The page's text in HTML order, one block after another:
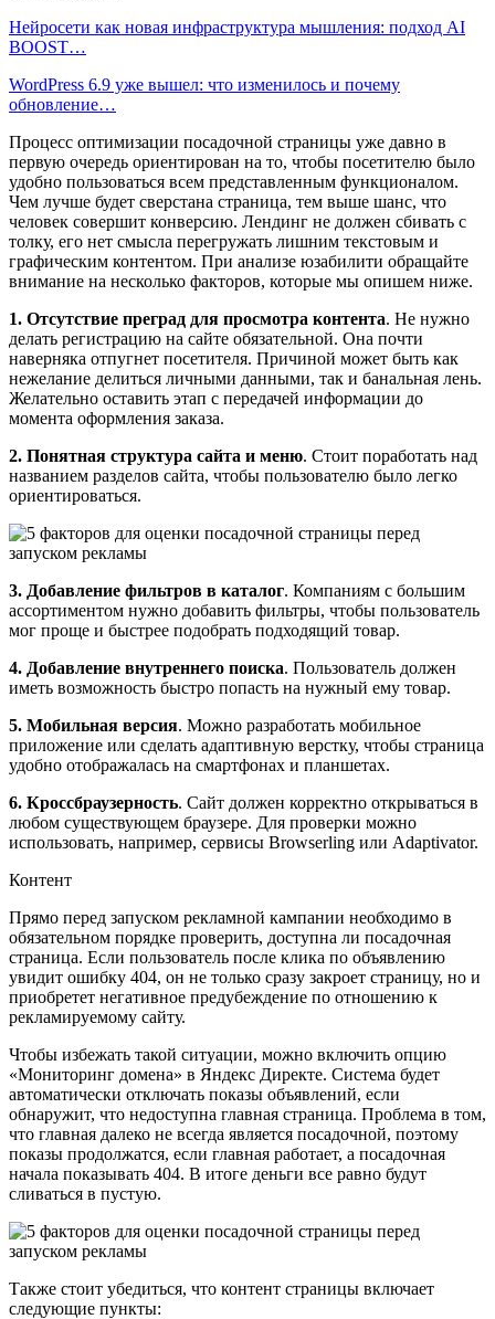
Нейросети как новая инфраструктура мышления: подход AI
BOOST…
WordPress 6.9 уже вышел: что изменилось и почему
обновление…
Процесс оптимизации посадочной страницы уже давно в
первую очередь ориентирован на то, чтобы посетителю было
удобно пользоваться всем представленным функционалом.
Чем лучше будет сверстана страница, тем выше шанс, что
человек совершит конверсию. Лендинг не должен сбивать с
толку, его нет смысла перегружать лишним текстовым и
графическим контентом. При анализе юзабилити обращайте
внимание на несколько факторов, которые мы опишем ниже.
1. Отсутствие преград для просмотра контента. Не нужно
делать регистрацию на сайте обязательной. Она почти
наверняка отпугнет посетителя. Причиной может быть как
нежелание делиться личными данными, так и банальная лень.
Желательно оставить этап с передачей информации до
момента оформления заказа.
2. Понятная структура сайта и меню. Стоит поработать над
названием разделов сайта, чтобы пользователю было легко
ориентироваться.
3. Добавление фильтров в каталог. Компаниям с большим
ассортиментом нужно добавить фильтры, чтобы пользователь
мог проще и быстрее подобрать подходящий товар.
4. Добавление внутреннего поиска. Пользователь должен
иметь возможность быстро попасть на нужный ему товар.
5. Мобильная версия. Можно разработать мобильное
приложение или сделать адаптивную верстку, чтобы страница
удобно отображалась на смартфонах и планшетах.
6. Кроссбраузерность. Сайт должен корректно открываться в
любом существующем браузере. Для проверки можно
использовать, например, сервисы Browserling или Adaptivator.
Контент
Прямо перед запуском рекламной кампании необходимо в
обязательном порядке проверить, доступна ли посадочная
страница. Если пользователь после клика по объявлению
увидит ошибку 404, он не только сразу закроет страницу, но и
приобретет негативное предубеждение по отношению к
рекламируемому сайту.
Чтобы избежать такой ситуации, можно включить опцию
«Мониторинг домена» в Яндекс Директе. Система будет
автоматически отключать показы объявлений, если
обнаружит, что недоступна главная страница. Проблема в том,
что главная далеко не всегда является посадочной, поэтому
показы продолжатся, если главная работает, а посадочная
начала показывать 404. В итоге деньги все равно будут
сливаться в пустую.
Также стоит убедиться, что контент страницы включает
следующие пункты: